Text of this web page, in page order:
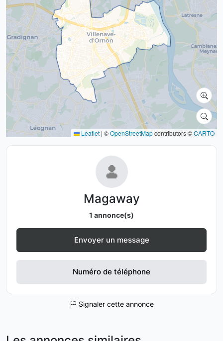
Leaflet | ©OpenStreetMapcontributors ©CARTO
Magaway
1 annonce(s)
Envoyer un message
Numéro de téléphone
Signaler cette annonce